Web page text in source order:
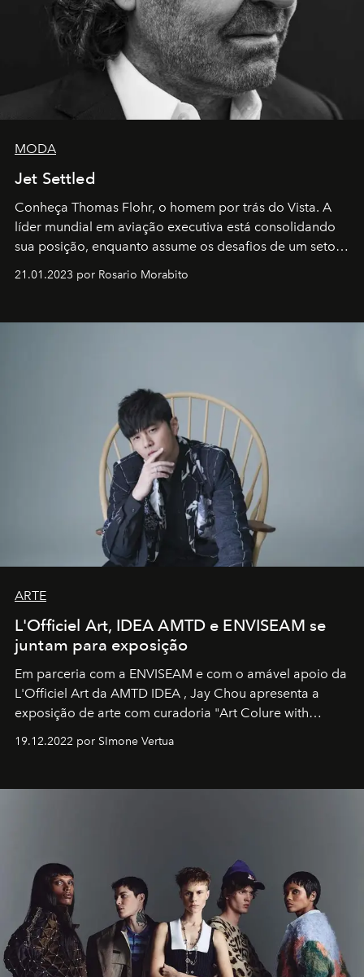
MODA
Jet Settled
Conheça Thomas Flohr, o homem por trás do Vista. A
líder mundial em aviação executiva está consolidando
sua posição, enquanto assume os desafios de um setor
em rápida evolução e redefinindo o conceito de luxo
21.01.2023 por Rosario Morabito
ARTE
L'Officiel Art, IDEA AMTD e ENVISEAM se
juntam para exposição
Em parceria com a ENVISEAM e com o amável apoio da
L'Officiel Art da AMTD IDEA , Jay Chou apresenta a
exposição de arte com curadoria "Art Colure with
19.12.2022 por SImone Vertua